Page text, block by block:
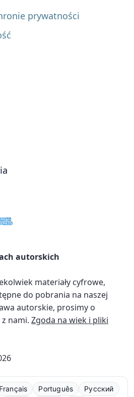
prywatności
autorskich
materiały cyfrowe,
do pobrania na naszej
autorskie, prosimy o
nami. Zgoda na wiek i pliki
Français Português Русский